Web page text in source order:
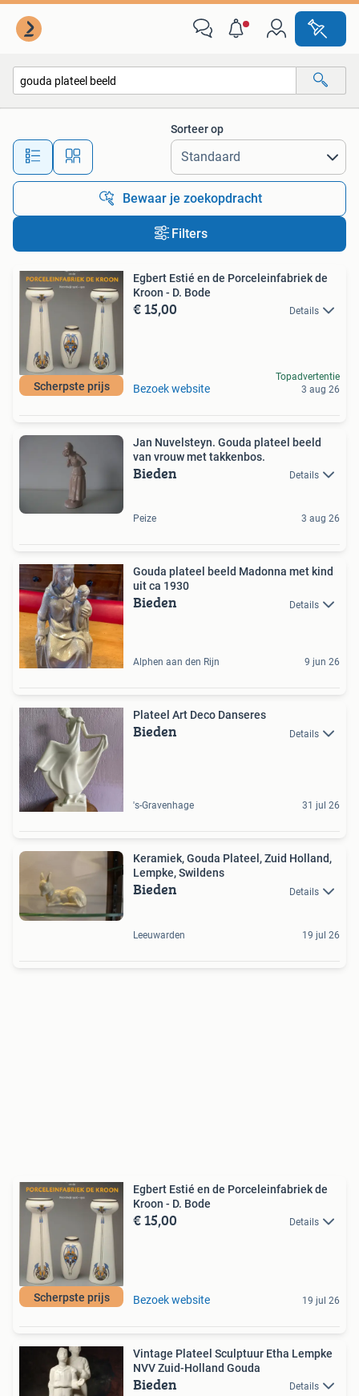
Alle afstanden…
Sorteer op
Bewaar je zoekopdracht
Filters
Scherpste prijs
Egbert Estié en de Porceleinfabriek de
Kroon - D. Bode
€ 15,00 Details
Bezoek website
Topadvertentie
3 aug 26
Jan Nuvelsteyn. Gouda plateel beeld
van vrouw met takkenbos.
Bieden Details
Peize 3 aug 26
Gouda plateel beeld Madonna met kind
uit ca 1930
Bieden Details
Alphen aan den Rijn 9 jun 26
Plateel Art Deco Danseres
Bieden Details
's-Gravenhage 31 jul 26
Keramiek, Gouda Plateel, Zuid Holland,
Lempke, Swildens
Bieden Details
Leeuwarden 19 jul 26
Scherpste prijs
Egbert Estié en de Porceleinfabriek de
Kroon - D. Bode
€ 15,00 Details
Bezoek website 19 jul 26
Vintage Plateel Sculptuur Etha Lempke
NVV Zuid-Holland Gouda
Bieden Details